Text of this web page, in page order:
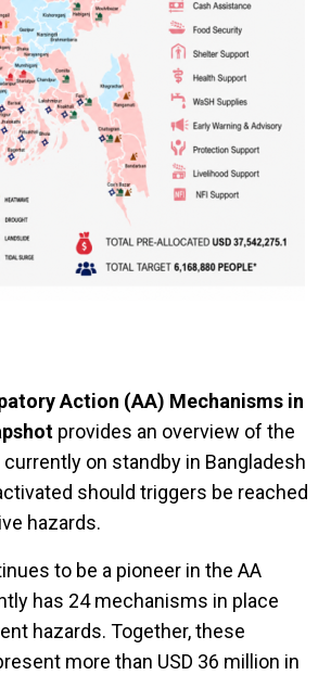
Action (AA) Mechanisms in
provides an overview of the
on standby in Bangladesh
should triggers be reached
hazards.
to be a pioneer in the AA
has 24 mechanisms in place
hazards. Together, these
more than USD 36 million in